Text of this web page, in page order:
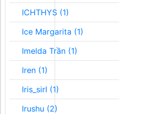
ICHTHYS (1)
Ice Margarita (1)
Imelda Trần (1)
Iren (1)
Iris_sirI (1)
Irushu (2)